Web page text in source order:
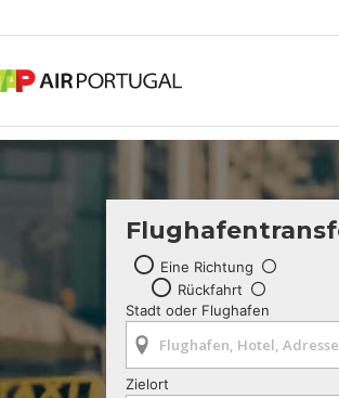
Eine Richtung
Rückfahrt
Stadt oder Flughafen
Zielort